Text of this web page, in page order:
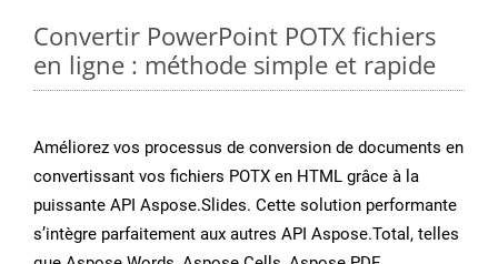
Convertir PowerPoint POTX fichiers
en ligne : méthode simple et rapide
Améliorez vos processus de conversion de documents en
convertissant vos fichiers POTX en HTML grâce à la
puissante API Aspose.Slides. Cette solution performante
s’intègre parfaitement aux autres API Aspose.Total, telles